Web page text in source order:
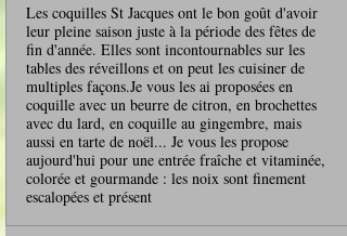
Les coquilles St Jacques ont le bon goût d'avoir
leur pleine saison juste à la période des fêtes de
fin d'année. Elles sont incontournables sur les
tables des réveillons et on peut les cuisiner de
multiples façons.Je vous les ai proposées en
coquille avec un beurre de citron, en brochettes
avec du lard, en coquille au gingembre, mais
aussi en tarte de noël... Je vous les propose
aujourd'hui pour une entrée fraîche et vitaminée,
colorée et gourmande : les noix sont finement
escalopées et présent